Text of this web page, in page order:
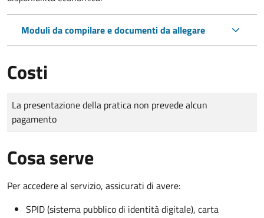
Moduli da compilare e documenti da allegare
Costi
Tipo di pagamento
Importo
La presentazione della pratica non prevede alcun
pagamento
Cosa serve
Per accedere al servizio, assicurati di avere:
SPID (sistema pubblico di identità digitale), carta